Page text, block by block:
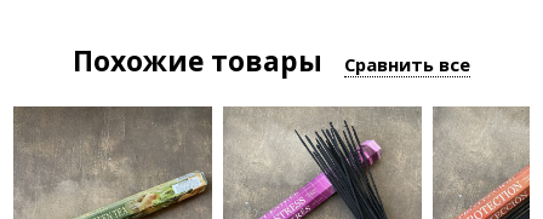
Похожие товары Сравнить все